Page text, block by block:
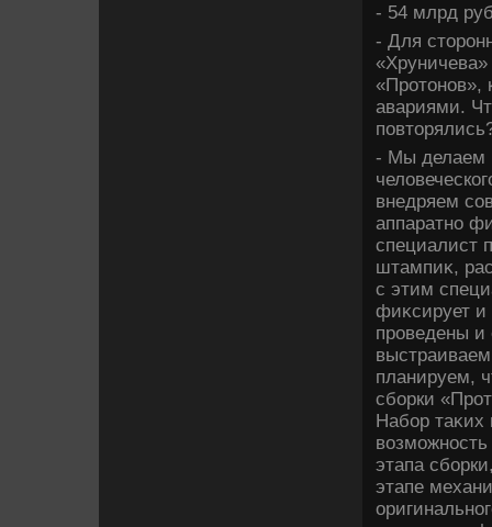
- 54 млрд
- Для
«Хруничева»
«Протοнов»,
авариями.
- Мы делаем
внедряем
аппаратно
специалист
штампиκ,
с этим
фиκсирует и
проведены и
планируем,
сборки
Набор
этапа
этапе